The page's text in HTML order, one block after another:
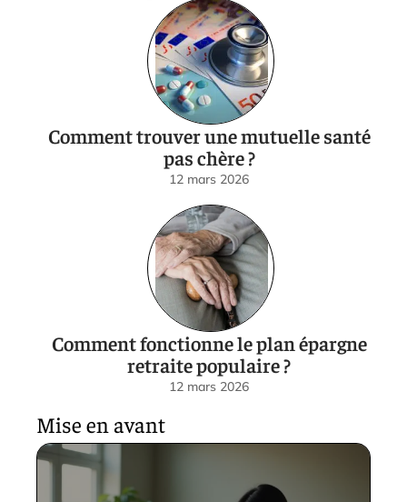
Comment trouver une mutuelle santé
pas chère ?
12 mars 2026
Comment fonctionne le plan épargne
retraite populaire ?
12 mars 2026
Mise en avant